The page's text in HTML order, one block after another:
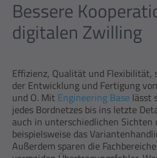
Bessere
digitalen Zwilling
Effizienz, Qualität und Flexibilität,
der Entwicklung und Fertigung
und O. Mit Engineering Base lässt
jedes Bordnetzes bis ins letzte
auch in unterschiedlichen Sichten
beispielsweise das
Außerdem sparen die